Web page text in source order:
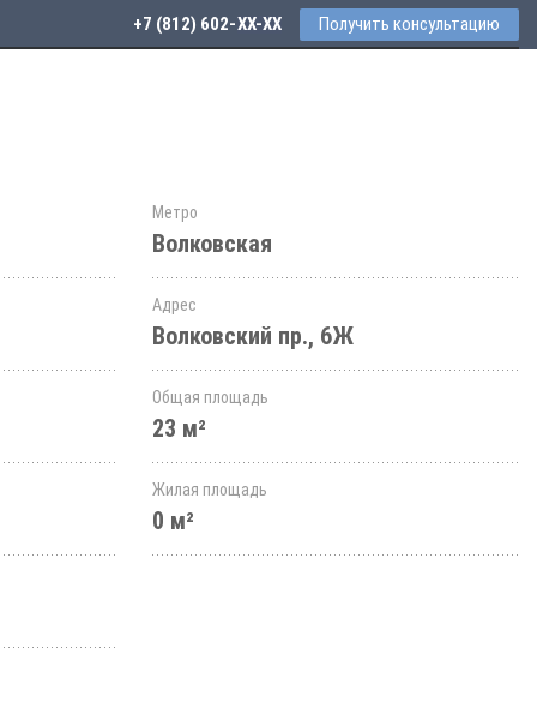
+7 (812) 602-44-77 Получить консультацию
Метро
Волковская
Адрес
Волковский пр., 6Ж
Общая площадь
23 м²
Жилая площадь
0 м²